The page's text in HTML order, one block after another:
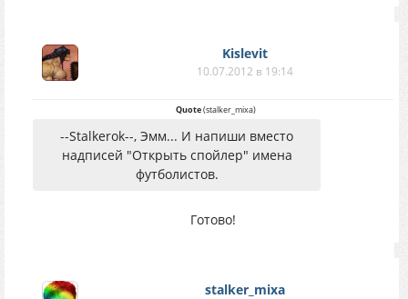
Kislevit
10.07.2012 в 19:14
Quote(stalker_mixa)
--Stalkerok--, Эмм... И напиши вместо
надписей "Открыть спойлер" имена
футболистов.
Готово!
stalker_mixa